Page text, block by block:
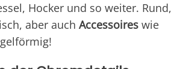
Hocker und so weiter. Rund,
aber auch Accessoires wie